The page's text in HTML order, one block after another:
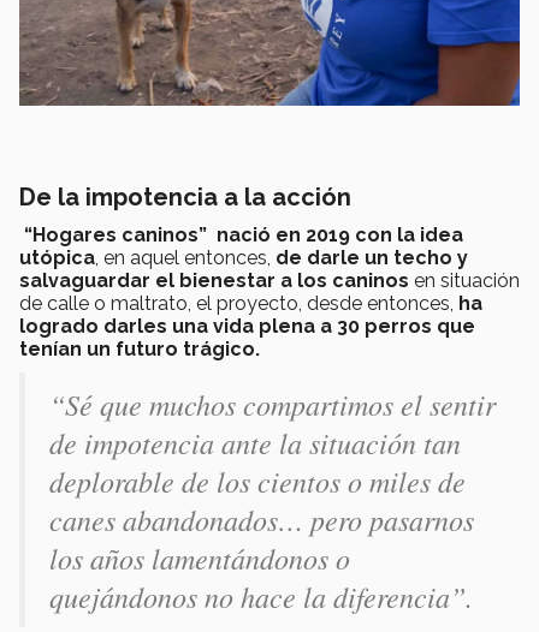
De la impotencia a la acción
“Hogares caninos” nació en 2019 con la idea
utópica , en aquel entonces, de darle un techo y
salvaguardar el bienestar a los caninos en situación
de calle o maltrato, el proyecto, desde entonces, ha
logrado darles una vida plena a 30 perros que
tenían un futuro trágico.
“Sé que muchos compartimos el sentir
de impotencia ante la situación tan
deplorable de los cientos o miles de
canes abandonados… pero pasarnos
los años lamentándonos o
quejándonos no hace la diferencia”.